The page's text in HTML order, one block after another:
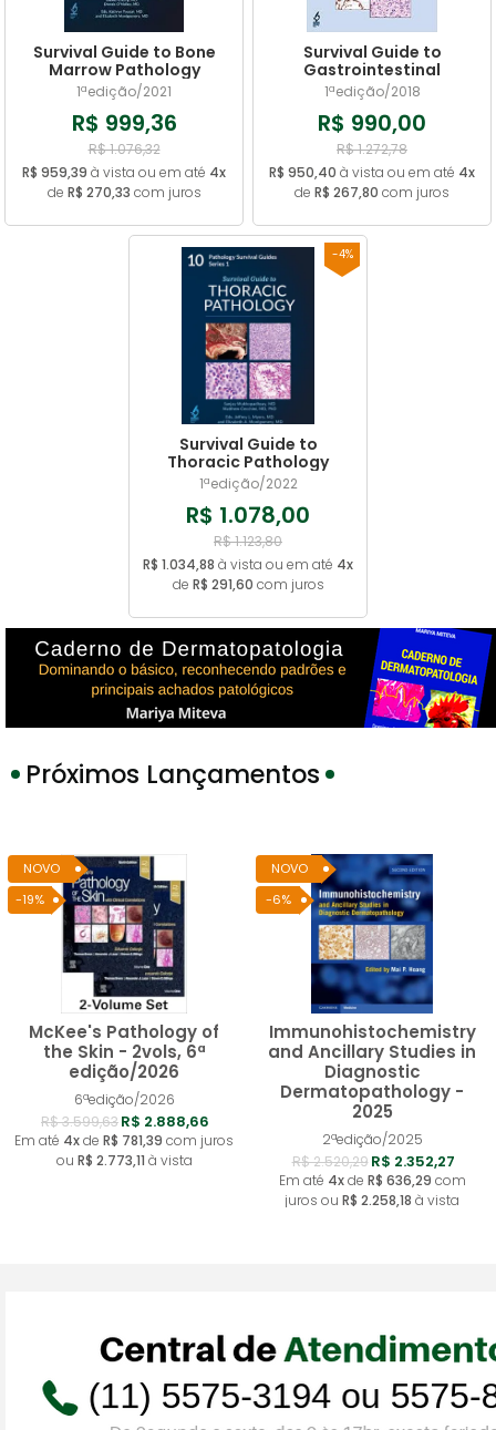
Survival Guide to Bone
Marrow Pathology
1ªedição/2021
R$ 999,36
R$ 1.076,32
R$ 959,39 à vista ou em até 4x
de R$ 270,33 com juros
Survival Guide to
Gastrointestinal
Mucosal Biopsies
1ªedição/2018
R$ 990,00
R$ 1.272,78
R$ 950,40 à vista ou em até 4x
de R$ 267,80 com juros
-4%
Survival Guide to
Thoracic Pathology
1ªedição/2022
R$ 1.078,00
R$ 1.123,80
R$ 1.034,88 à vista ou em até 4x
de R$ 291,60 com juros
Próximos Lançamentos
-19%
McKee's Pathology of
the Skin - 2vols, 6ª
edição/2026
6ªedição/2026
R$ 3.599,63R$ 2.888,66
Em até 4xde R$ 781,39 com juros
ou R$ 2.773,11 à vista
Comprar
-6%
Immunohistochemistry
and Ancillary Studies in
Diagnostic
Dermatopathology -
2025
2ªedição/2025
R$ 2.520,29 R$ 2.352,27
Em até 4xde R$ 636,29 com
juros ou R$ 2.258,18 à vista